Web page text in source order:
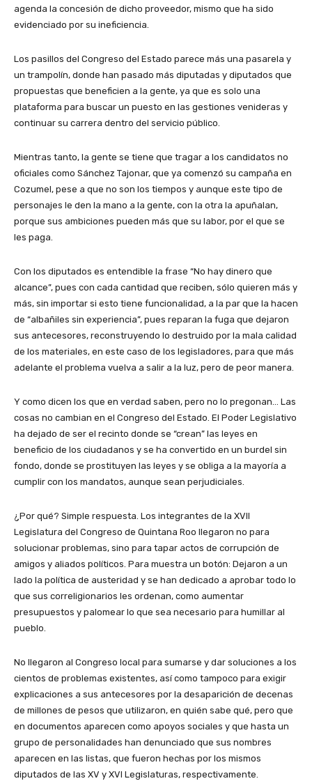
agenda la concesión de dicho proveedor, mismo que ha sido
evidenciado por su ineficiencia.
Los pasillos del Congreso del Estado parece más una pasarela y
un trampolín, donde han pasado más diputadas y diputados que
propuestas que beneficien a la gente, ya que es solo una
plataforma para buscar un puesto en las gestiones venideras y
continuar su carrera dentro del servicio público.
Mientras tanto, la gente se tiene que tragar a los candidatos no
oficiales como Sánchez Tajonar, que ya comenzó su campaña en
Cozumel, pese a que no son los tiempos y aunque este tipo de
personajes le den la mano a la gente, con la otra la apuñalan,
porque sus ambiciones pueden más que su labor, por el que se
les paga.
Con los diputados es entendible la frase “No hay dinero que
alcance”, pues con cada cantidad que reciben, sólo quieren más y
más, sin importar si esto tiene funcionalidad, a la par que la hacen
de “albañiles sin experiencia”, pues reparan la fuga que dejaron
sus antecesores, reconstruyendo lo destruido por la mala calidad
de los materiales, en este caso de los legisladores, para que más
adelante el problema vuelva a salir a la luz, pero de peor manera.
Y como dicen los que en verdad saben, pero no lo pregonan… Las
cosas no cambian en el Congreso del Estado. El Poder Legislativo
ha dejado de ser el recinto donde se “crean” las leyes en
beneficio de los ciudadanos y se ha convertido en un burdel sin
fondo, donde se prostituyen las leyes y se obliga a la mayoría a
cumplir con los mandatos, aunque sean perjudiciales.
¿Por qué? Simple respuesta. Los integrantes de la XVII
Legislatura del Congreso de Quintana Roo llegaron no para
solucionar problemas, sino para tapar actos de corrupción de
amigos y aliados políticos. Para muestra un botón: Dejaron a un
lado la política de austeridad y se han dedicado a aprobar todo lo
que sus correligionarios les ordenan, como aumentar
presupuestos y palomear lo que sea necesario para humillar al
pueblo.
No llegaron al Congreso local para sumarse y dar soluciones a los
cientos de problemas existentes, así como tampoco para exigir
explicaciones a sus antecesores por la desaparición de decenas
de millones de pesos que utilizaron, en quién sabe qué, pero que
en documentos aparecen como apoyos sociales y que hasta un
grupo de personalidades han denunciado que sus nombres
aparecen en las listas, que fueron hechas por los mismos
diputados de las XV y XVI Legislaturas, respectivamente.